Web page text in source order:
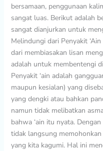
bersamaan, penggunaan
sangat luas. Berikut adalah
sangat dianjurkan untuk
Melindungi dari Penyakit
dari membiasakan lisan
adalah untuk membentengi
Penyakit ‘ain adalah
maupun kesialan) yang
yang dengki atau bahkan
namun tidak melibatkan
bahwa ‘ain itu nyata.
tidak langsung
yang kita kagumi. Hal ini